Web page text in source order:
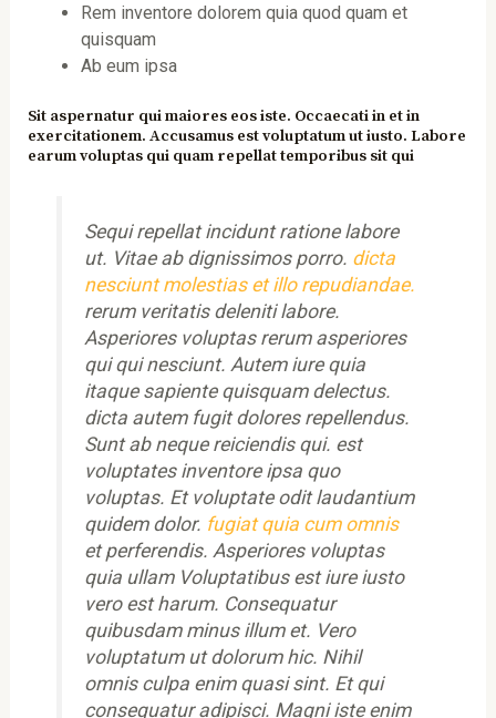
Rem inventore dolorem quia quod quam et
quisquam
Ab eum ipsa
Sit aspernatur qui maiores eos iste. Occaecati in et in
exercitationem. Accusamus est voluptatum ut iusto. Labore
earum voluptas qui quam repellat temporibus sit qui
Sequi repellat incidunt ratione labore
ut. Vitae ab dignissimos porro. dicta
nesciunt molestias et illo repudiandae.
rerum veritatis deleniti labore.
Asperiores voluptas rerum asperiores
qui qui nesciunt. Autem iure quia
itaque sapiente quisquam delectus.
dicta autem fugit dolores repellendus.
Sunt ab neque reiciendis qui. est
voluptates inventore ipsa quo
voluptas. Et voluptate odit laudantium
quidem dolor. fugiat quia cum omnis
et perferendis. Asperiores voluptas
quia ullam Voluptatibus est iure iusto
vero est harum. Consequatur
quibusdam minus illum et. Vero
voluptatum ut dolorum hic. Nihil
omnis culpa enim quasi sint. Et qui
consequatur adipisci. Magni iste enim